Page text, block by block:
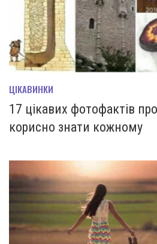
ЦІКАВИНКИ
17 цікавих фотофактів про
корисно знати кожному